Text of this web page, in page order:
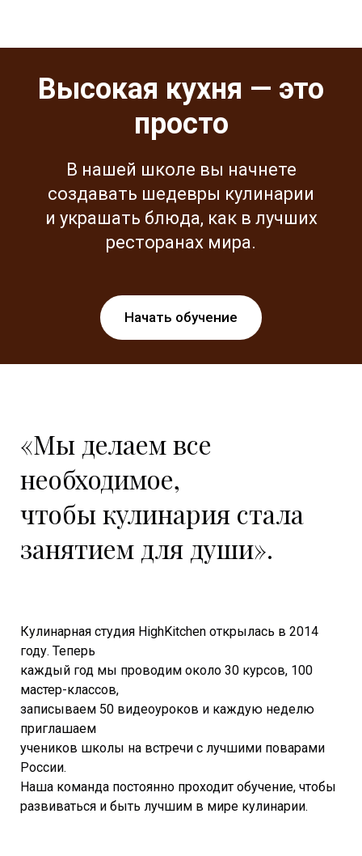
Высокая кухня — это
просто
В нашей школе вы начнете
создавать шедевры кулинарии
и украшать блюда, как в лучших
ресторанах мира.
Начать обучение
«Мы делаем все
необходимое,
чтобы кулинария стала
занятием для души».
Кулинарная студия HighKitchen открылась в 2014
году. Теперь
каждый год мы проводим около 30 курсов, 100
мастер-классов,
записываем 50 видеоуроков и каждую неделю
приглашаем
учеников школы на встречи с лучшими поварами
России.
Наша команда постоянно проходит обучение, чтобы
развиваться и быть лучшим в мире кулинарии.